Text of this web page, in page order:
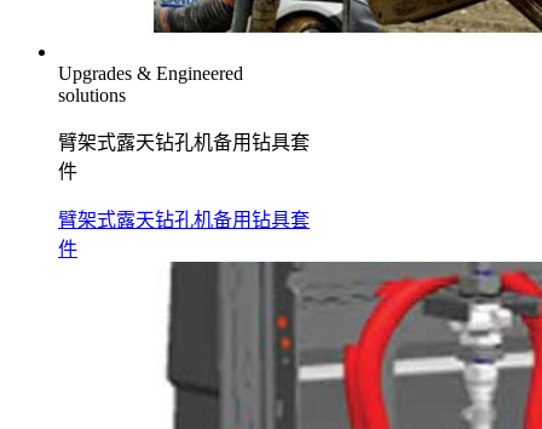
Upgrades & Engineered
solutions
臂架式露天钻孔机备用钻具套
件
臂架式露天钻孔机备用钻具套
件